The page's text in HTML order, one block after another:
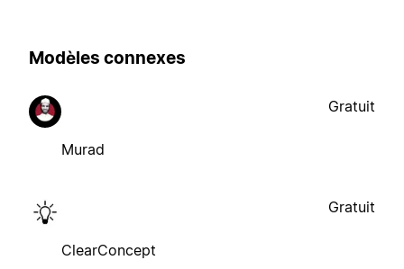
Modèles connexes
Murad
Gratuit
ClearConcept
Gratuit